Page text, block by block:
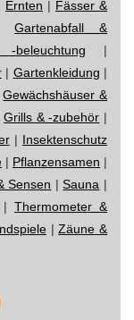
Ernten | Fässer &
Gartenabfall &
|
| Gartenkleidung |
Gewächshäuser &
Grills & -zubehör |
| Insektenschutz
| Pflanzensamen |
Sensen |Sauna |
|Thermometer &
|Zäune &